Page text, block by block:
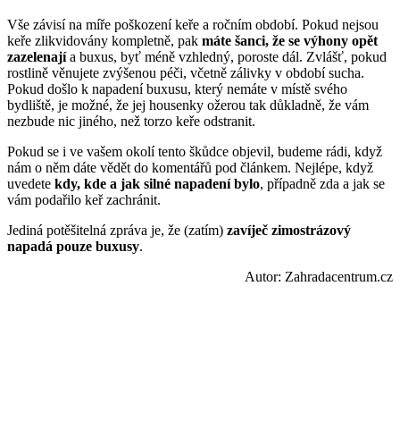
Vše závisí na míře poškození keře a ročním období. Pokud nejsou
keře zlikvidovány kompletně, pak máte šanci, že se výhony opět
zazelenajía buxus, byť méně vzhledný, poroste dál. Zvlášť, pokud
rostlině věnujete zvýšenou péči, včetně zálivky v období sucha.
Pokud došlo k napadení buxusu, který nemáte v místě svého
bydliště, je možné, že jej housenky ožerou tak důkladně, že vám
nezbude nic jiného, než torzo keře odstranit.
Pokud se i ve vašem okolí tento škůdce objevil, budeme rádi, když
nám o něm dáte vědět do komentářů pod článkem. Nejlépe, když
uvedete kdy, kde a jak silné napadení bylo, případně zda a jak se
vám podařilo keř zachránit.
Jediná potěšitelná zpráva je, že (zatím) zavíječ zimostrázový
napadá pouze buxusy.
Autor: Zahradacentrum.cz